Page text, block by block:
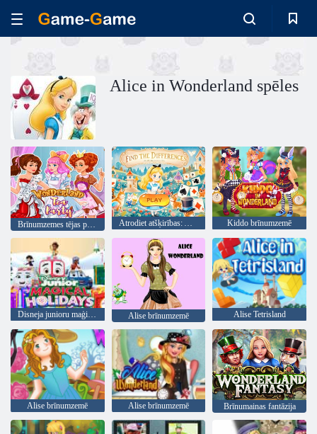
Alice in Wonderland spēles
Brīnumzemes tējas puse Atrodiet atšķirības: Alise Brīnumzemē Kiddo brīnumzemē
Disneja junioru maģiskās brīvdienas Alise brīnumzemē Alise Tetrisland
Alise brīnumzemē Alise brīnumzemē Brīnumainas fantāzija